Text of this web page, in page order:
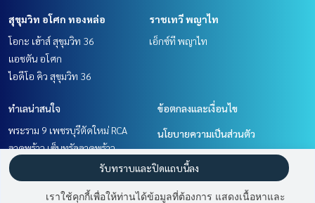
สุขุมวิท อโศก ทองหล่อ
โอกะ เฮ้าส์ สุขุมวิท 36
แอชตัน อโศก
ไอดีโอ คิว สุขุมวิท 36
ราชเทวี พญาไท
เอ็กซ์ที พญาไท
ทำเลน่าสนใจ
พระราม 9 เพชรบุรีตัดใหม่ RCA
ลาดพร้าว เซ็นทรัลลาดพร้าว
ราชเทวี พญาไท
วิทยุ ชิดลม หลังสวน
สุขุมวิท อโศก ทองหล่อ
ข้อตกลงและเงื่อนไข
นโยบายความเป็นส่วนตัว
เกี่ยวกับเรา
วิธีการฝากขาย-เช่า
เราใช้คุกกี้เพื่อให้ท่านได้ข้อมูลที่ต้องการ แสดงเนื้อหาและ
รับทราบและปิดแถบนี้ลง